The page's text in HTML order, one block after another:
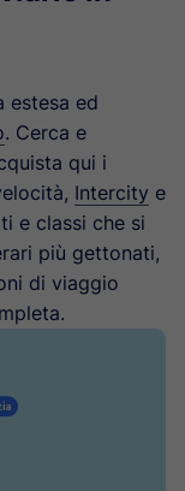
estesa ed
. Cerca e
qui i
Intercity e
e classi che si
più gettonati,
di viaggio